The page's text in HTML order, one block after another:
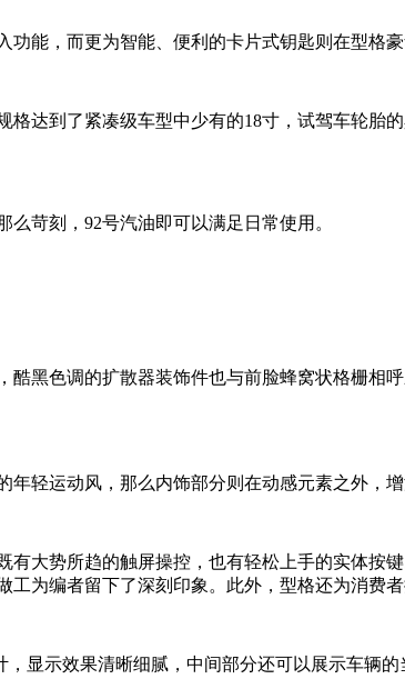
能，而更为智能、便利的卡片式钥匙则在型格豪
格达到了紧凑级车型中少有的18寸，试驾车轮胎
苛刻，92号汽油即可以满足日常使用。
酷黑色调的扩散器装饰件也与前脸蜂窝状格栅
轻运动风，那么内饰部分则在动感元素之外，增
有大势所趋的触屏操控，也有轻松上手的实体
为编者留下了深刻印象。此外，型格还为消费
显示效果清晰细腻，中间部分还可以展示车辆的